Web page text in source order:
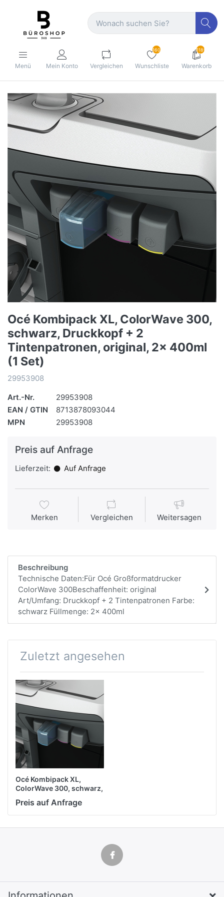
Menü Mein Konto Vergleichen
160
Wunschliste
1189
Warenkorb
Océ Kombipack XL, ColorWave 300,
schwarz, Druckkopf + 2
Tintenpatronen, original, 2x 400ml
(1 Set)
29953908
Art.-Nr.
29953908
EAN / GTIN
8713878093044
MPN
29953908
Preis auf Anfrage
Lieferzeit: Auf Anfrage
Merken Vergleichen Weitersagen
Beschreibung
Technische Daten:Für Océ Großformatdrucker
ColorWave 300Beschaffenheit: original
Art/Umfang: Druckkopf + 2 Tintenpatronen Farbe:
schwarz Füllmenge: 2x 400ml
Zuletzt angesehen
Océ Kombipack XL,
ColorWave 300, schwarz,
Druckkopf + 2
Tintenpatronen, original,
2x 400ml (1 Set)
Preis auf Anfrage